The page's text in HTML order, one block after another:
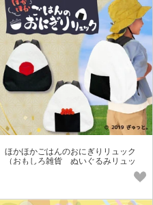
ほかほかごはんのおにぎりリュック
（おもしろ雑貨 ぬいぐるみリュッ